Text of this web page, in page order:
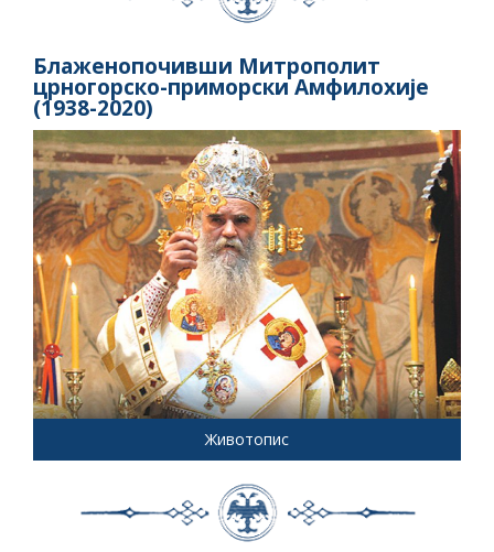
Блаженопочивши Митрополит
црногорско-приморски Амфилохије
(1938-2020)
Животопис